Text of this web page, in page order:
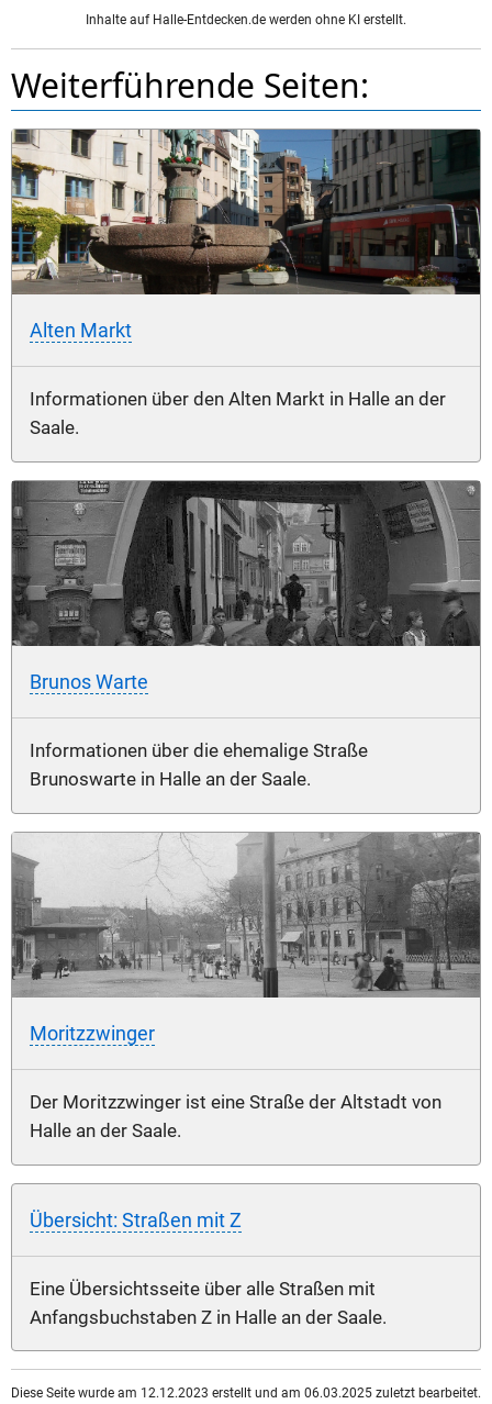
Inhalte auf Halle-Entdecken.de werden ohne KI erstellt.
Weiterführende Seiten:
Alten Markt
Informationen über den Alten Markt in Halle an der
Saale.
Brunos Warte
Informationen über die ehemalige Straße
Brunoswarte in Halle an der Saale.
Moritzzwinger
Der Moritzzwinger ist eine Straße der Altstadt von
Halle an der Saale.
Übersicht: Straßen mit Z
Eine Übersichtsseite über alle Straßen mit
Anfangsbuchstaben Z in Halle an der Saale.
Diese Seite wurde am 12.12.2023 erstellt und am 06.03.2025 zuletzt bearbeitet.